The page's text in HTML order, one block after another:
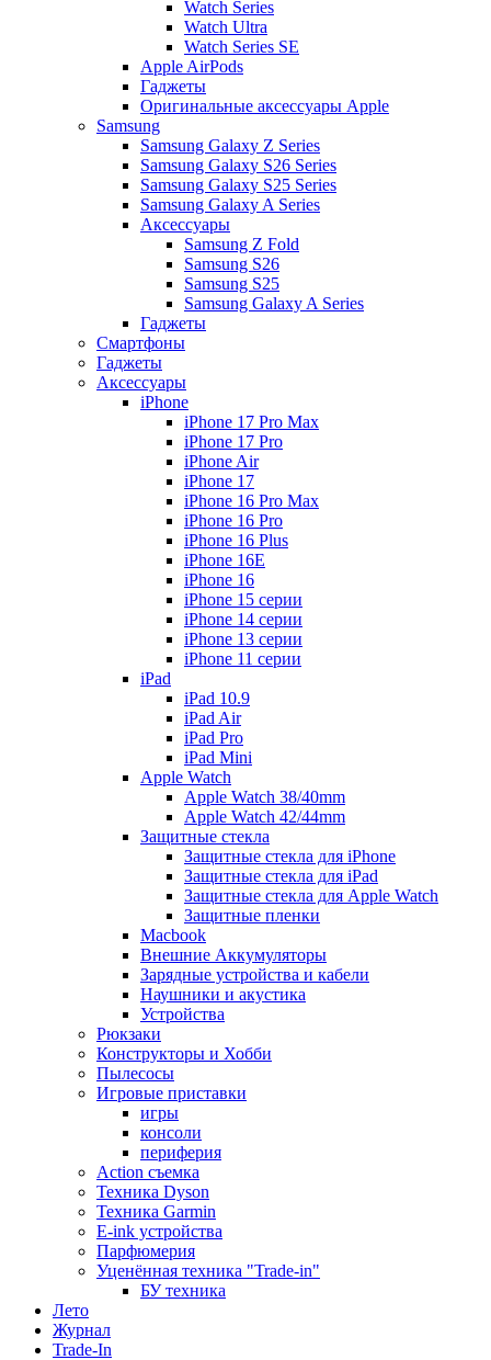
Watch Series
Watch Ultra
Watch Series SE
Apple AirPods
Гаджеты
Оригинальные аксессуары Apple
Samsung
Samsung Galaxy Z Series
Samsung Galaxy S26 Series
Samsung Galaxy S25 Series
Samsung Galaxy A Series
Аксессуары
Samsung Z Fold
Samsung S26
Samsung S25
Samsung Galaxy A Series
Гаджеты
Смартфоны
Гаджеты
Аксессуары
iPhone
iPhone 17 Pro Max
iPhone 17 Pro
iPhone Air
iPhone 17
iPhone 16 Pro Max
iPhone 16 Pro
iPhone 16 Plus
iPhone 16E
iPhone 16
iPhone 15 серии
iPhone 14 серии
iPhone 13 серии
iPhone 11 серии
iPad
iPad 10.9
iPad Air
iPad Pro
iPad Mini
Apple Watch
Apple Watch 38/40mm
Apple Watch 42/44mm
Защитные стекла
Защитные стекла для iPhone
Защитные стекла для iPad
Защитные стекла для Apple Watch
Защитные пленки
Macbook
Внешние Аккумуляторы
Зарядные устройства и кабели
Наушники и акустика
Устройства
Рюкзаки
Конструкторы и Хобби
Пылесосы
Игровые приставки
игры
консоли
периферия
Action съемка
Техника Dyson
Техника Garmin
E-ink устройства
Парфюмерия
Уценённая техника "Trade-in"
БУ техника
Лето
Журнал
Trade-In